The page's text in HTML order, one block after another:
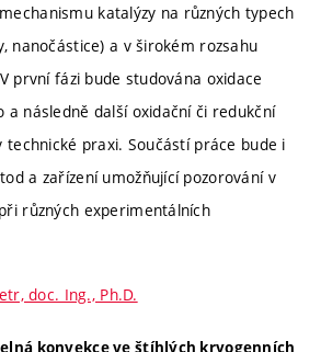
katalýzy na různých typech
nanočástice) a v širokém rozsahu
první fázi bude studována oxidace
a následně další oxidační či redukční
technické praxi. Součástí práce bude i
a zařízení umožňující pozorování v
různých experimentálních
doc. Ing., Ph.D.
konvekce ve štíhlých kryogenních